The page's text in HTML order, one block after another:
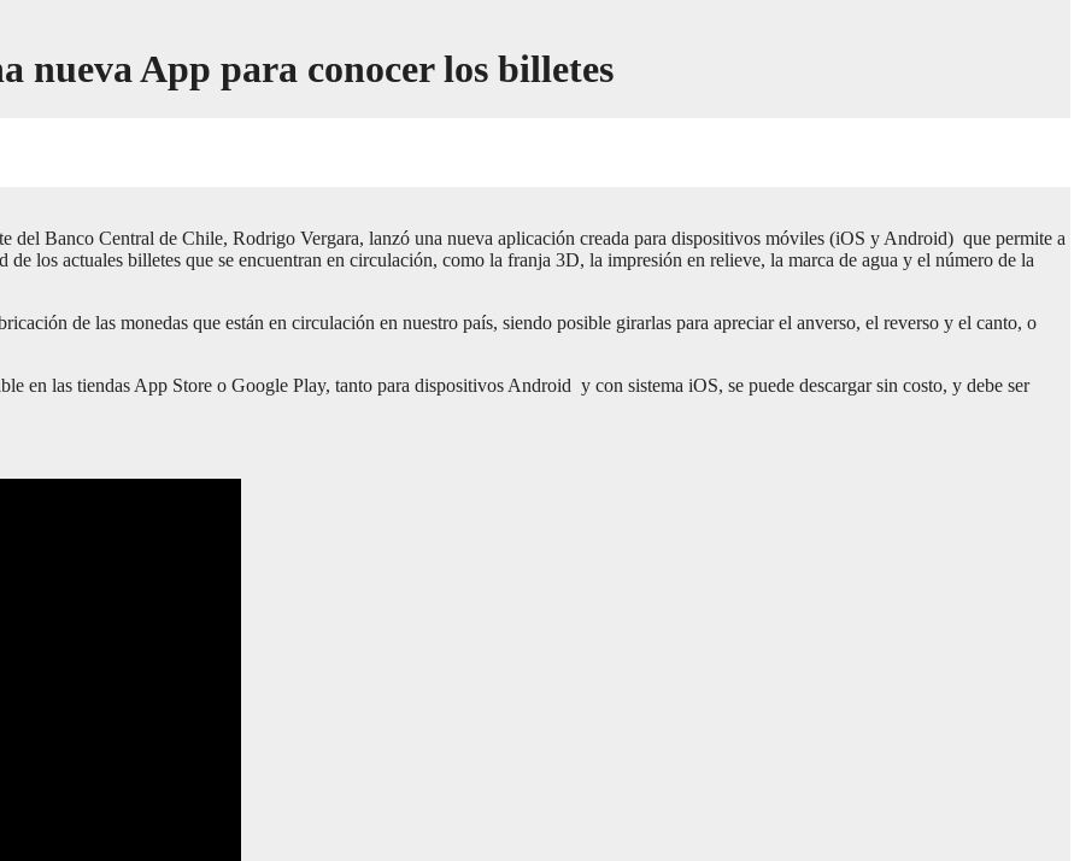
nueva App para conocer los billetes
del Banco Central de Chile, Rodrigo Vergara, lanzó una nueva aplicación creada para dispositivos móviles (iOS y Android) que permite a
los actuales billetes que se encuentran en circulación, como la franja 3D, la impresión en relieve, la marca de agua y el número de la
de las monedas que están en circulación en nuestro país, siendo posible girarlas para apreciar el anverso, el reverso y el canto, o
en las tiendas App Store o Google Play, tanto para dispositivos Android y con sistema iOS, se puede descargar sin costo, y debe ser